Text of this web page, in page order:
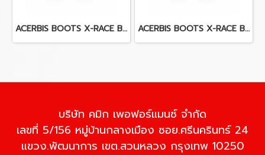
ACERBIS BOOTS X-RACE BLACK ACERBIS BOOTS X-RACE BLUE/GREY
บริษัท คมิก เพอฟอร์แมนซ์ จำกัด
เลขที่ 5/156 หมู่บ้านกลางเมือง ซอย.ศรีนครินทร์ 24
แขวง.พัฒนาการ เขต.สวนหลวง กรุงเทพ 10250